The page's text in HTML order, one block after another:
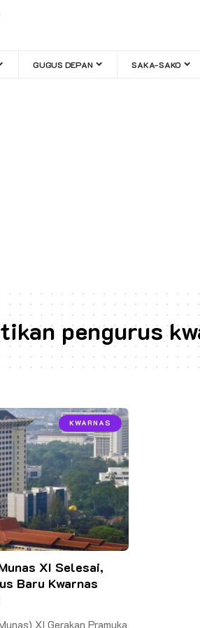
GUGUS DEPAN SAKA-SAKO
pengurus
KWARNAS
XI Selesai,
Baru Kwarnas
XI Gerakan Pramuka